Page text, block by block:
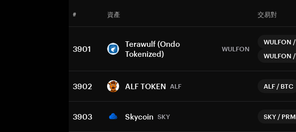
# 資產 交易對
3901
Terawulf (Ondo
Tokenized)
WULFON
WULFON /
WULFON /
3902 ALF TOKEN ALF ALF / BTC
3903 Skycoin SKY SKY / PRM